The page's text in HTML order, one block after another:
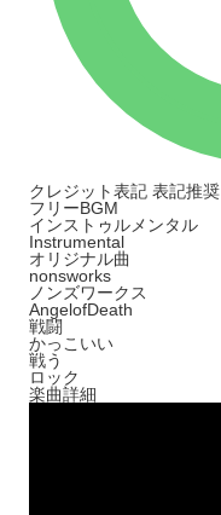
クレジット表記 表記推奨
フリーBGM
インストゥルメンタル
Instrumental
オリジナル曲
nonsworks
ノンズワークス
AngelofDeath
戦闘
かっこいい
戦う
ロック
楽曲詳細